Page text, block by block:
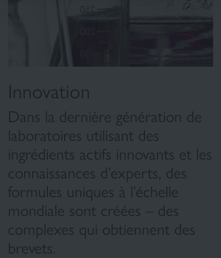
Innovation
Dans la dernière génération de
laboratoires utilisant des
ingrédients actifs innovants et les
connaissances d’experts, des
formules uniques à l’échelle
mondiale sont créées – des
complexes qui obtiennent des
brevets.